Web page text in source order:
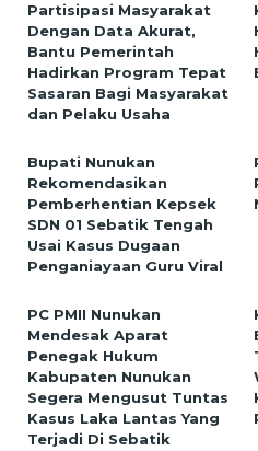
Partisipasi Masyarakat
Dengan Data Akurat,
Bantu Pemerintah
Hadirkan Program Tepat
Sasaran Bagi Masyarakat
dan Pelaku Usaha
Bupati Nunukan
Rekomendasikan
Pemberhentian Kepsek
SDN 01 Sebatik Tengah
Usai Kasus Dugaan
Penganiayaan Guru Viral
PC PMII Nunukan
Mendesak Aparat
Penegak Hukum
Kabupaten Nunukan
Segera Mengusut Tuntas
Kasus Laka Lantas Yang
Terjadi Di Sebatik